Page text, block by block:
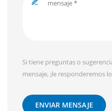
Si tiene preguntas o
mensaje, ¡le responderemos
ENVIAR MENSAJE